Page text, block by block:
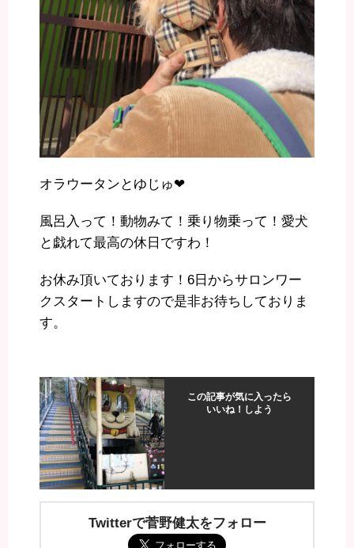
オラウータンとゆじゅ❤︎
風呂入って！動物みて！乗り物乗って！愛犬
と戯れて最高の休日ですわ！
お休み頂いております！6日からサロンワー
クスタートしますので是非お待ちしておりま
す。
この記事が気に入ったら
いいね！しよう
Twitterで菅野健太をフォロー